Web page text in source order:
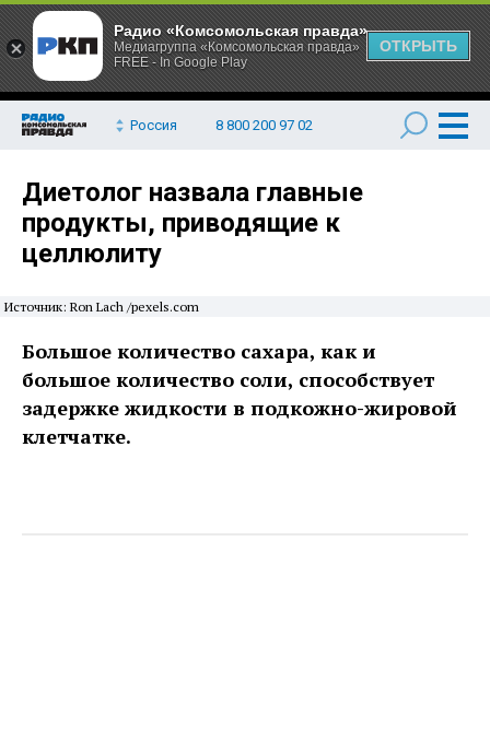
Россия 8 800 200 97 02
Диетолог назвала главные
продукты, приводящие к
целлюлиту
Источник: Ron Lach /pexels.com
Большое количество сахара, как и
большое количество соли, способствует
задержке жидкости в подкожно-жировой
клетчатке.
Радио «Комсомольская правда»
Медиагруппа «Комсомольская правда»
FREE - In Google Play
ОТКРЫТЬ